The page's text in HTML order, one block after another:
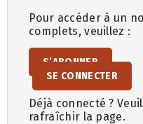
Pour accéder à un
complets, veuillez :
S’ABONNER
SE CONNECTER
Déjà connecté ?
rafraîchir la page.